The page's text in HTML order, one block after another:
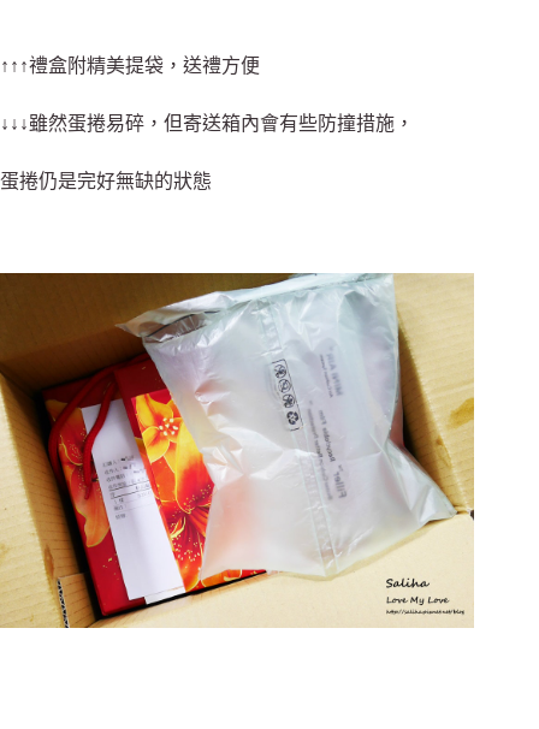
↑↑↑禮盒附精美提袋，送禮方便
↓↓↓雖然蛋捲易碎，但寄送箱內會有些防撞措施，
蛋捲仍是完好無缺的狀態